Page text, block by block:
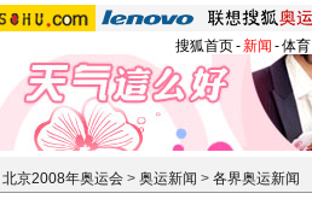
搜狐首页-新闻 -体育
北京2008年奥运会 > 奥运新闻 > 各界奥运新闻